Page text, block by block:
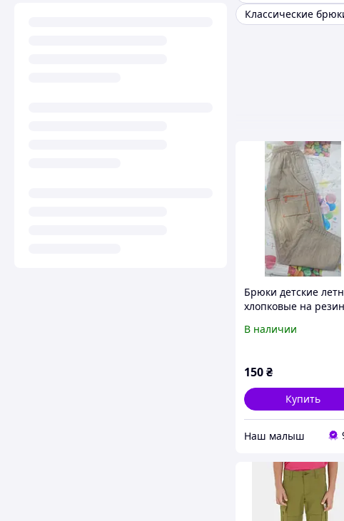
Брюки детские
хлопковые на
бежевые.
В наличии
150₴
Купить
‏Наш малыш